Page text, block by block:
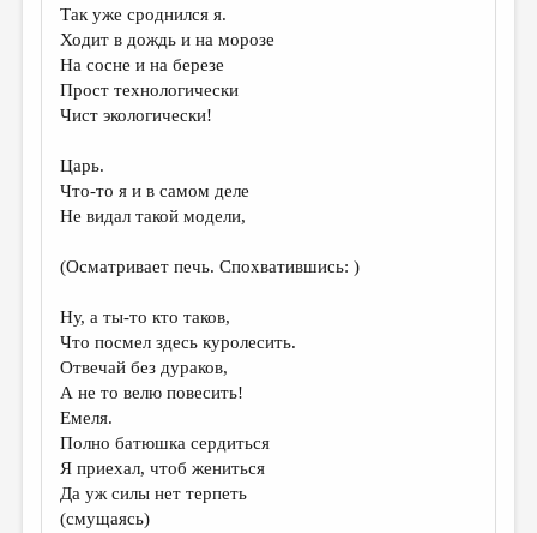
Так уже сроднился я.
Ходит в дождь и на морозе
На сосне и на березе
Прост технологически
Чист экологически!
Царь.
Что-то я и в самом деле
Не видал такой модели,
(Осматривает печь. Спохватившись: )
Ну, а ты-то кто таков,
Что посмел здесь куролесить.
Отвечай без дураков,
А не то велю повесить!
Емеля.
Полно батюшка сердиться
Я приехал, чтоб жениться
Да уж силы нет терпеть
(смущаясь)